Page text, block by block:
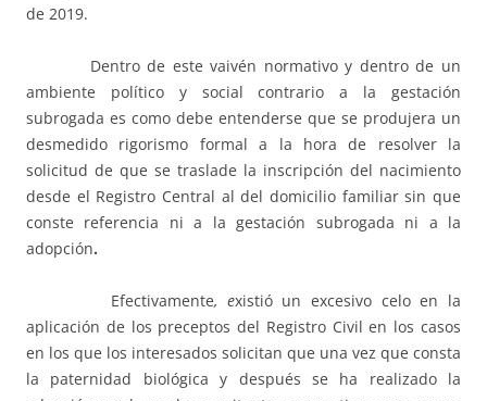
de 2019.
Dentro de este vaivén normativo y dentro de un
ambiente político y social contrario a la gestación
subrogada es como debe entenderse que se produjera un
desmedido rigorismo formal a la hora de resolver la
solicitud de que se traslade la inscripción del nacimiento
desde el Registro Central al del domicilio familiar sin que
conste referencia ni a la gestación subrogada ni a la
adopción.
Efectivamente, existió un excesivo celo en la
aplicación de los preceptos del Registro Civil en los casos
en los que los interesados solicitan que una vez que consta
la paternidad biológica y después se ha realizado la